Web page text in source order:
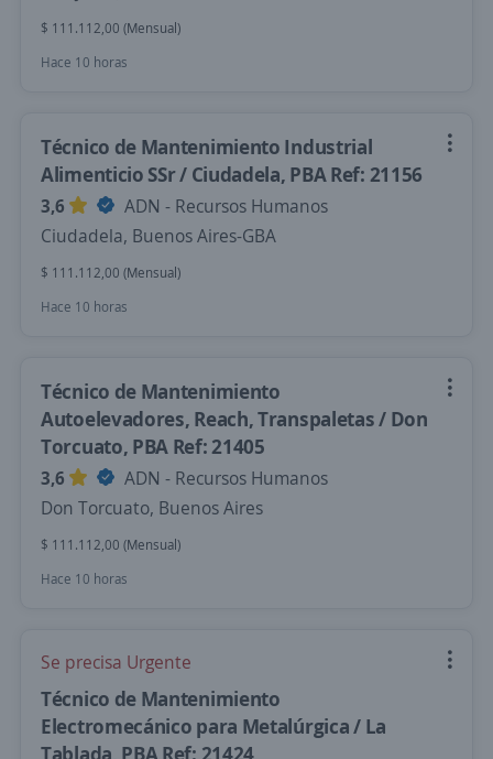
$ 111.112,00 (Mensual)
Hace 10 horas
Técnico de Mantenimiento Industrial
Alimenticio SSr / Ciudadela, PBA Ref: 21156
3,6
ADN - Recursos Humanos
Ciudadela, Buenos Aires-GBA
$ 111.112,00 (Mensual)
Hace 10 horas
Técnico de Mantenimiento
Autoelevadores, Reach, Transpaletas / Don
Torcuato, PBA Ref: 21405
3,6
ADN - Recursos Humanos
Don Torcuato, Buenos Aires
$ 111.112,00 (Mensual)
Hace 10 horas
Se precisa Urgente
Técnico de Mantenimiento
Electromecánico para Metalúrgica / La
Tablada, PBA Ref: 21424